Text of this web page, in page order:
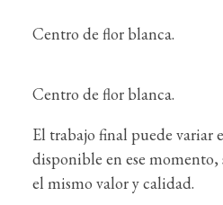
Centro de flor blanca.
Centro de flor blanca.
El trabajo final puede variar
disponible en ese
el mismo valor y calidad.